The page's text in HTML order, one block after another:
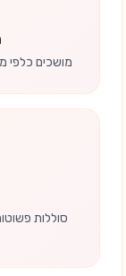
מושכים כלפי
סוללות